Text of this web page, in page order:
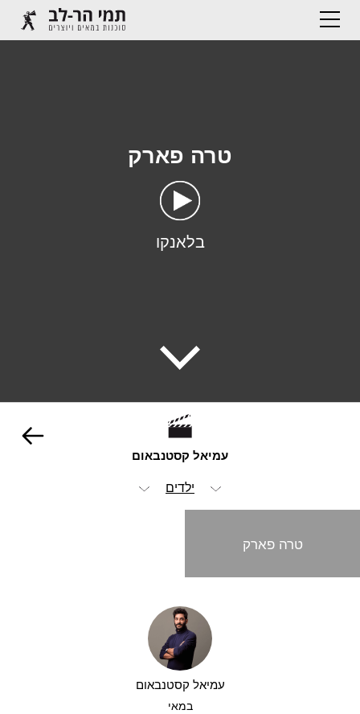
טרה פארק
בלאנקו
עמיאל קסטנבאום
ילדים
הומור
קליפים
טרה פארק
עמיאל קסטנבאום
במאי